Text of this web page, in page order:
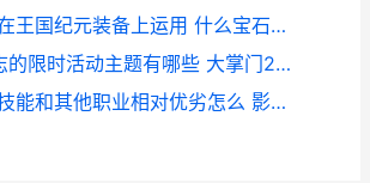
哪些宝石适合在王国纪元装备上运用 什么宝石佩戴对身体好
大掌门2江湖志的限时活动主题有哪些 大掌门2支线攻略
影之刃轻语全技能和其他职业相对优劣怎么 影之刃轻羽觉醒